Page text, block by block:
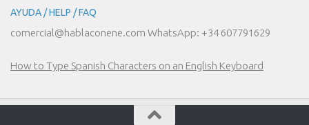
AYUDA / HELP / FAQ
comercial@hablaconene.com WhatsApp: +34 607791629
How to Type Spanish Characters on an English Keyboard